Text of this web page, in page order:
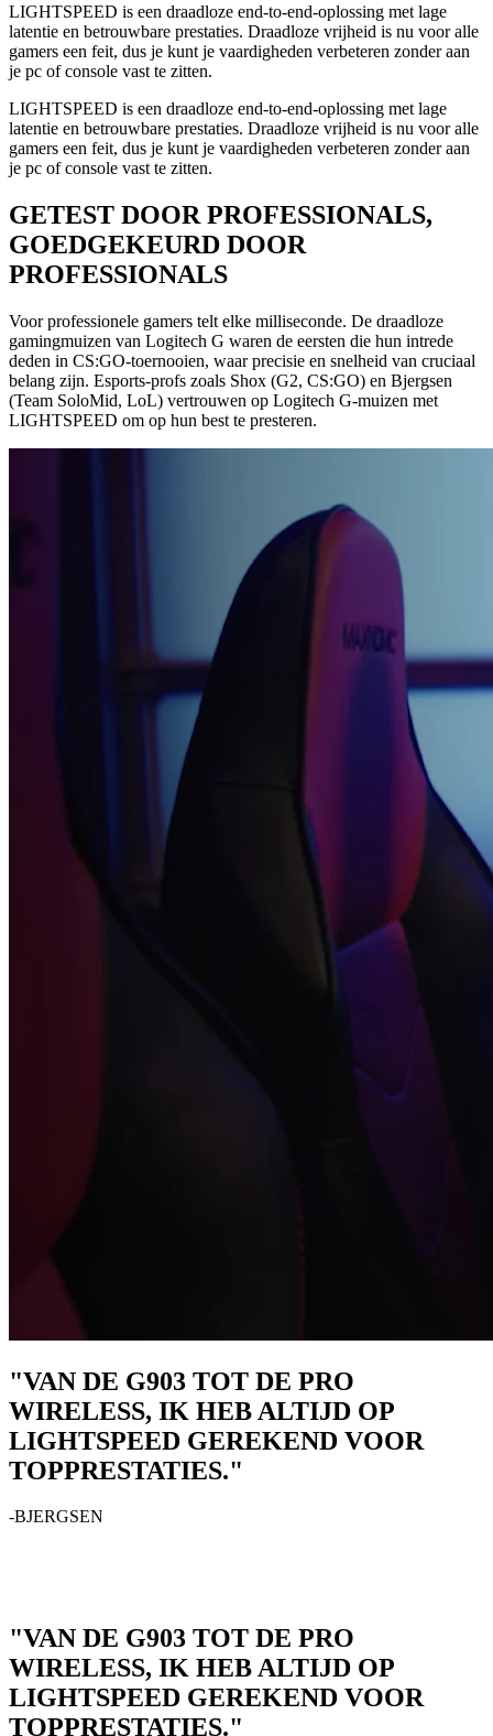
LIGHTSPEED is een draadloze end-to-end-oplossing met lage
latentie en betrouwbare prestaties. Draadloze vrijheid is nu voor alle
gamers een feit, dus je kunt je vaardigheden verbeteren zonder aan
je pc of console vast te zitten.
LIGHTSPEED is een draadloze end-to-end-oplossing met lage
latentie en betrouwbare prestaties. Draadloze vrijheid is nu voor alle
gamers een feit, dus je kunt je vaardigheden verbeteren zonder aan
je pc of console vast te zitten.
GETEST DOOR PROFESSIONALS,
GOEDGEKEURD DOOR
PROFESSIONALS
Voor professionele gamers telt elke milliseconde. De draadloze
gamingmuizen van Logitech G waren de eersten die hun intrede
deden in CS:GO-toernooien, waar precisie en snelheid van cruciaal
belang zijn. Esports-profs zoals Shox (G2, CS:GO) en Bjergsen
(Team SoloMid, LoL) vertrouwen op Logitech G-muizen met
LIGHTSPEED om op hun best te presteren.
"VAN DE G903 TOT DE PRO
WIRELESS, IK HEB ALTIJD OP
LIGHTSPEED GEREKEND VOOR
TOPPRESTATIES."
-BJERGSEN
"VAN DE G903 TOT DE PRO
WIRELESS, IK HEB ALTIJD OP
LIGHTSPEED GEREKEND VOOR
TOPPRESTATIES."